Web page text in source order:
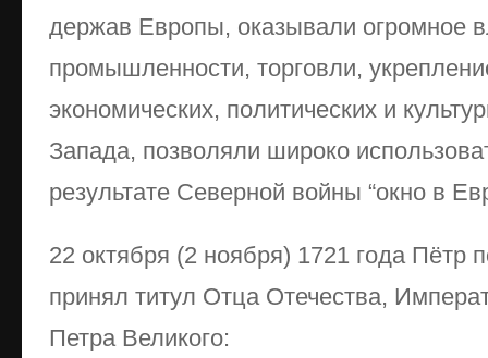
держав Европы, оказывали огромное
промышленности, торговли,
экономических, политических и
Запада, позволяли широко
результате Северной войны “окно в
22 октября (2 ноября) 1721 года Пётр
принял титул Отца Отечества,
Петра Великого: